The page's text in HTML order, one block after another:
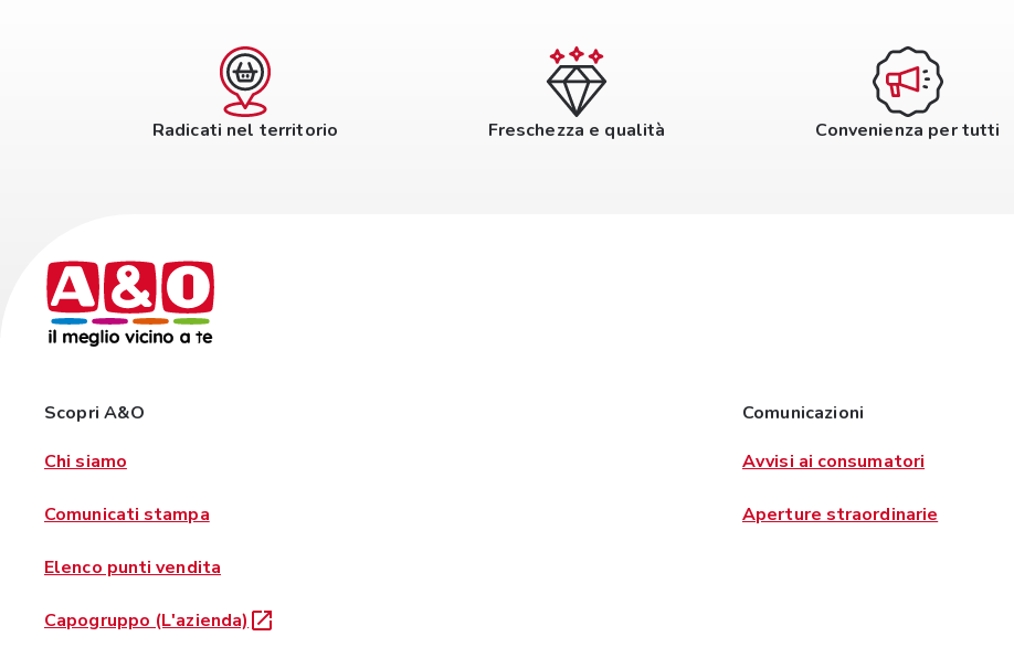
Radicati nel territorio Freschezza e qualità Convenienza per tutti
Scopri A&O
Chi siamo
Comunicati stampa
Elenco punti vendita
Capogruppo (L'azienda)
Comunicazioni
Avvisi ai consumatori
Aperture straordinarie